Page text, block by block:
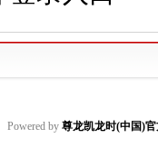
Powered by 尊龙凯龙时(中国)